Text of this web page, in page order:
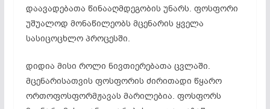
დაავადებათა წინააღმდეგობის უნარს. ფოსფორი
უშუალოდ მონაწილეობს მცენარის ყველა
სასიცოცხლო პროცესში.
დიდია მისი როლი ნივთიერებათა ცვლაში.
მცენარისათვისფოსფორის ძირითადი წყარო
ორთოფოსფორმჟავას მარილებია. ფოსფორს